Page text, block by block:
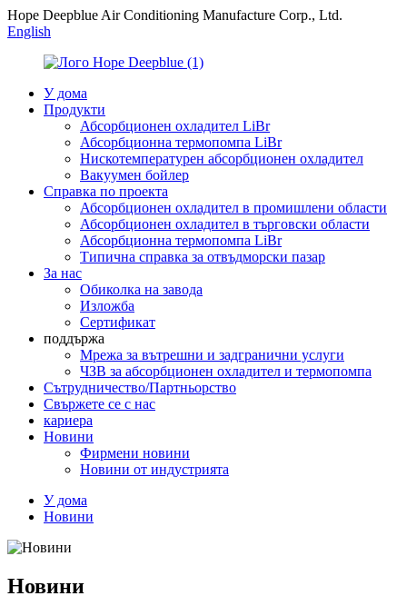
Hope Deepblue Air Conditioning Manufacture Corp., Ltd.
English
У дома
Продукти
Абсорбционен охладител LiBr
Абсорбционна термопомпа LiBr
Нискотемпературен абсорбционен охладител
Вакуумен бойлер
Справка по проекта
Абсорбционен охладител в промишлени области
Абсорбционен охладител в търговски области
Абсорбционна термопомпа LiBr
Типична справка за отвъдморски пазар
За нас
Обиколка на завода
Изложба
Сертификат
поддържа
Мрежа за вътрешни и задгранични услуги
ЧЗВ за абсорбционен охладител и термопомпа
Сътрудничество/Партньорство
Свържете се с нас
кариера
Новини
Фирмени новини
Новини от индустрията
У дома
Новини
Новини